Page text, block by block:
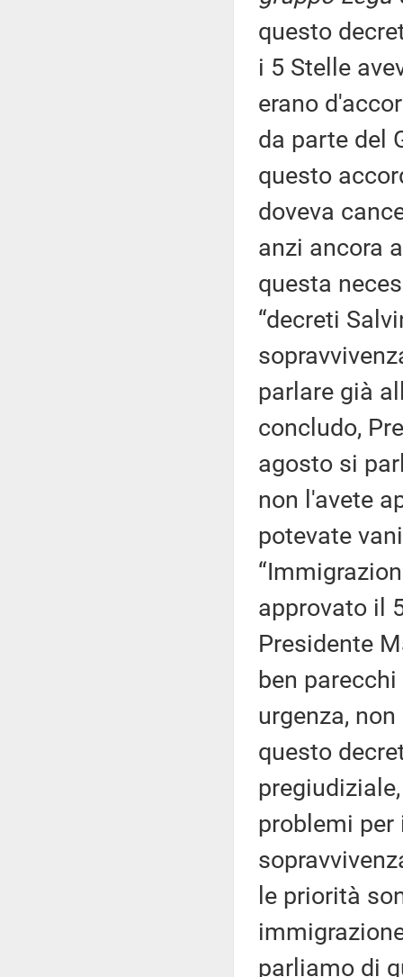
questo
i 5 Stelle
erano
da parte del
questo
doveva
anzi ancora
questa
“decreti
parlare già
concludo,
agosto si
non l'avete
potevate
approvato il
Presidente
ben
urgenza,
questo
problemi per
le priorità
parliamo di